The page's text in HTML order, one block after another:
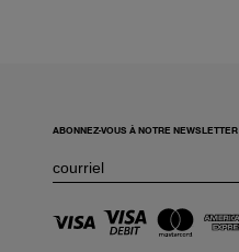
ABONNEZ-VOUS À NOTRE NEWSLETTER